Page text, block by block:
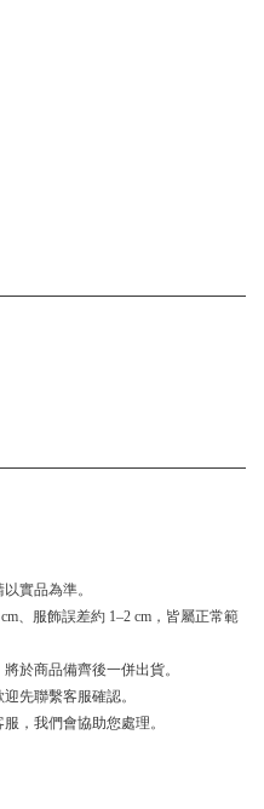
實品為準。
、服飾誤差約 1–2 cm，皆屬正常範
於商品備齊後一併出貨。
先聯繫客服確認。
，我們會協助您處理。